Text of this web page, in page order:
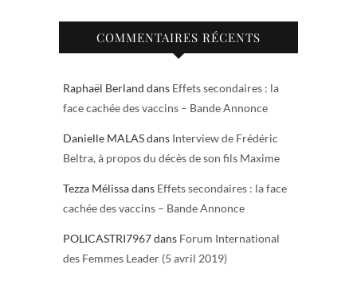
COMMENTAIRES RÉCENTS
Raphaël Berland dans Effets secondaires : la
face cachée des vaccins – Bande Annonce
Danielle MALASdans Interview de Frédéric
Beltra, à propos du décès de son fils Maxime
Tezza Mélissadans Effets secondaires : la face
cachée des vaccins – Bande Annonce
POLICASTRI7967dans Forum International
des Femmes Leader (5 avril 2019)